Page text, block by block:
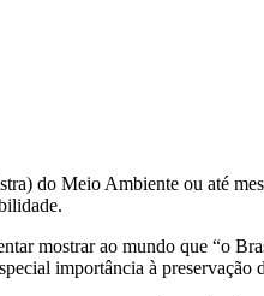
do Meio Ambiente ou até
mostrar ao mundo que “o
importância à preservação